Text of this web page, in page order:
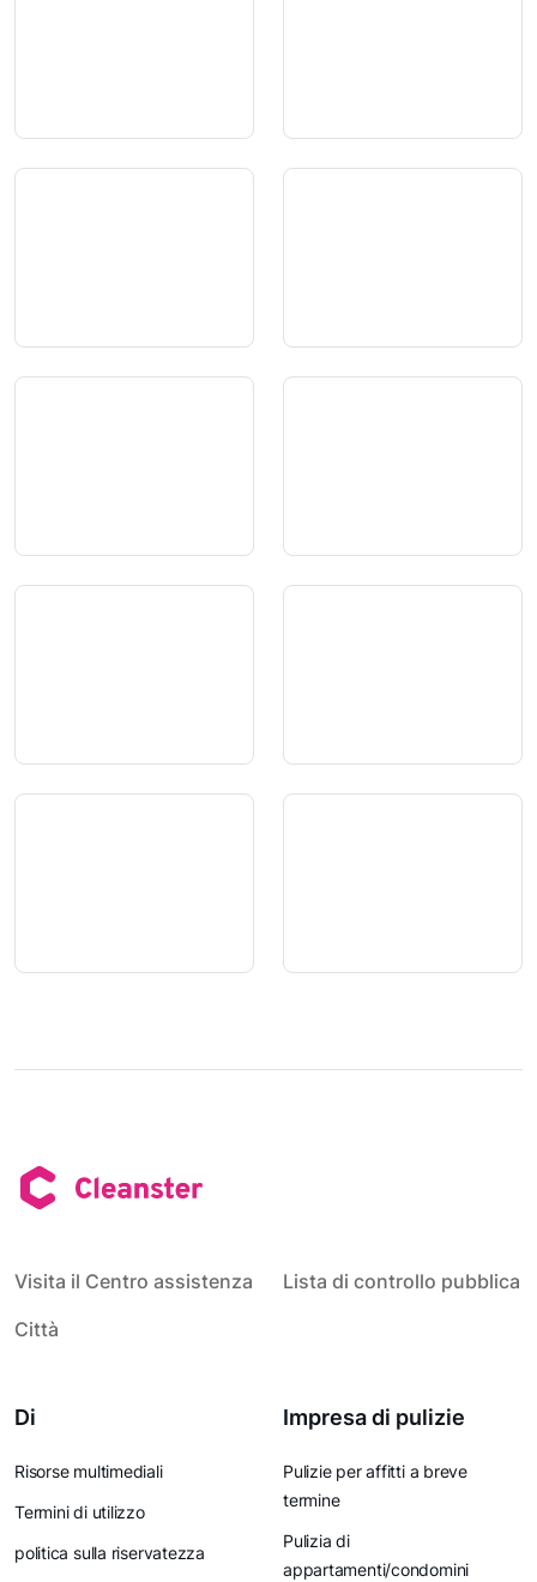
Visita il Centro assistenza
Lista di controllo pubblica
Città
Di
Risorse multimediali
Termini di utilizzo
politica sulla riservatezza
Impresa di pulizie
Pulizie per affitti a breve
termine
Pulizia di
appartamenti/condomini